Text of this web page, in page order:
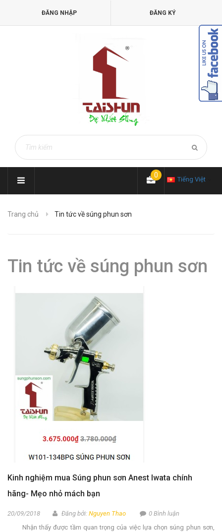
ĐĂNG NHẬP ĐĂNG KÝ
Tiếng Việt
0
Trang chủ Tin tức về súng phun sơn
Tin tức về súng phun sơn
Kinh nghiệm mua Súng phun sơn Anest Iwata chính
hãng- Mẹo nhỏ mách bạn
20/09/2018 Đăng bởi: Nguyen Thao
0 Bình luận
Nhận thấy được tầm quan trọng của việc lựa chọn súng phun sơn,